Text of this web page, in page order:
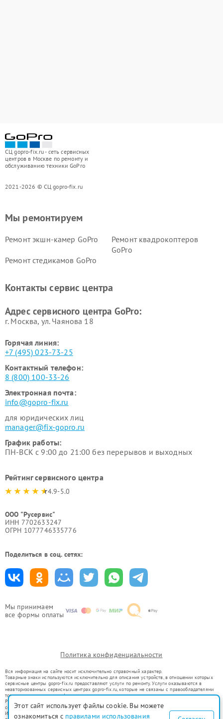
СЦ gopro-fix.ru - сеть сервисных
центров в Москве по ремонту и
обслуживанию техники GoPro
2021-2026 © СЦ gopro-fix.ru
Мы принимаем
все формы оплаты
Мы ремонтируем
Ремонт экшн-камер GoPro
Ремонт квадрокоптеров
GoPro
Ремонт стедикамов GoPro
Контакты сервис центра
Адрес сервисного центра GoPro:
г. Москва, ул. Чаянова 18
Горячая линия:
+7 (495) 023-73-25
Контактный телефон:
8 (800) 100-33-26
Электронная почта:
info@gopro-fix.ru
для юридических лиц
manager@fix-gopro.ru
График работы:
ПН-ВСК с 9:00 до 21:00 без перерывов и выходных
Рейтинг сервисного центра
4.9-5.0
ООО "Русервис"
ИНН 7702633247
ОГРН 1077746335776
Поделиться в соц. сетях:
Политика конфиденциальности
Вся информация на сайте носит исключительно справочный характер.
Товарные знаки используются исключительно для описания устройств, в отношении которых
сервисные центры gopro-fix.ru предоставляют услуги по ремонту. Услуги оказываются в
неавторизованных сервисных центрах gopro-fix.ru, которые не связаны с правообладателями
товарных знаков или их официальными представителями.
Ремонт осуществляется для устройств, уже введенных в гражданский оборот в соответствии
со статьей 1487 ГК РФ.
Использование товарных знаков не преследует цели индивидуализации услуг или введения
Этот сайт использует файлы cookie. Вы можете
ознакомиться с правилами использования